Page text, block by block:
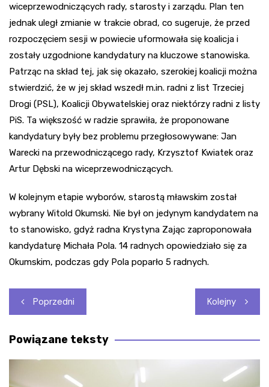
wiceprzewodniczących rady, starosty i zarządu. Plan ten
jednak uległ zmianie w trakcie obrad, co sugeruje, że przed
rozpoczęciem sesji w powiecie uformowała się koalicja i
zostały uzgodnione kandydatury na kluczowe stanowiska.
Patrząc na skład tej, jak się okazało, szerokiej koalicji można
stwierdzić, że w jej skład wszedł m.in. radni z list Trzeciej
Drogi (PSL), Koalicji Obywatelskiej oraz niektórzy radni z listy
PiS. Ta większość w radzie sprawiła, że proponowane
kandydatury były bez problemu przegłosowywane: Jan
Warecki na przewodniczącego rady, Krzysztof Kwiatek oraz
Artur Dębski na wiceprzewodniczących.
W kolejnym etapie wyborów, starostą mławskim został
wybrany Witold Okumski. Nie był on jedynym kandydatem na
to stanowisko, gdyż radna Krystyna Zając zaproponowała
kandydaturę Michała Pola. 14 radnych opowiedziało się za
Okumskim, podczas gdy Pola poparło 5 radnych.
Nawigacja
wpisu
Poprzedni Kolejny
Powiązane teksty